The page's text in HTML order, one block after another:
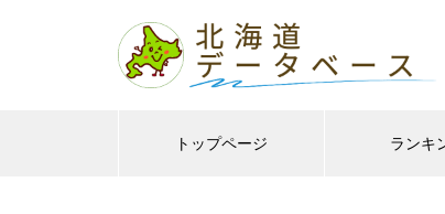
トップページ ランキ